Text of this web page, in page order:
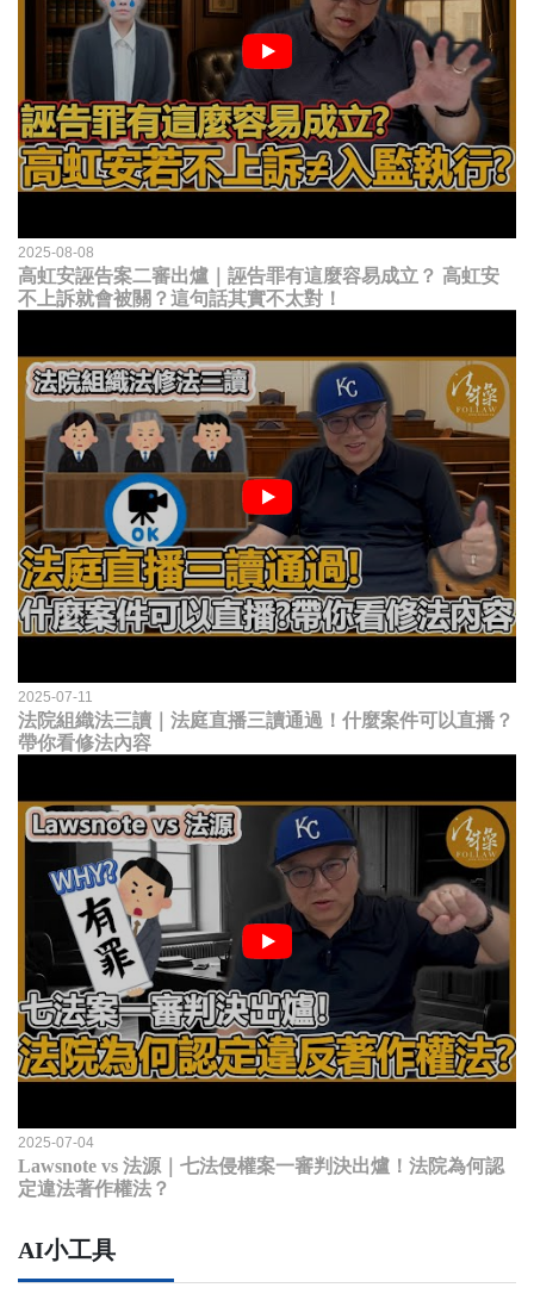
2025-08-08
高虹安誣告案二審出爐｜誣告罪有這麼容易成立？ 高虹安
不上訴就會被關？這句話其實不太對！
2025-07-11
法院組織法三讀｜法庭直播三讀通過！什麼案件可以直播？
帶你看修法內容
2025-07-04
Lawsnote vs 法源｜七法侵權案一審判決出爐！法院為何認
定違法著作權法？
AI小工具